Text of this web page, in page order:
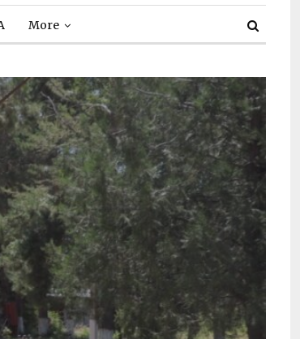
More